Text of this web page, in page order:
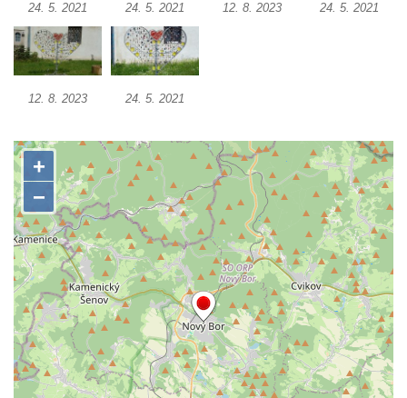
Reliéf Rodina a práce na budově záložny
čp. 69/1 v Českých Budějovicích
Socha Jana Valeria Jirsíka u Černé věže v
Budějovicích
Socha svatého Jana Nepomuckého u
kostela svaté Rodiny v Českých
Budějovicích
Socha S tebou v parku na Senovážném
náměstí v Českých Budějovicích
Socha Tornádo v parku na Senovážném
náměstí v Českých Budějovicích
Sousoší Humanoidi na Lannově třídě v
Českých Budějovicích
24. 5. 2021 24. 5. 2021 12. 8. 2023 24. 5. 2021
12. 8. 2023 24. 5. 2021